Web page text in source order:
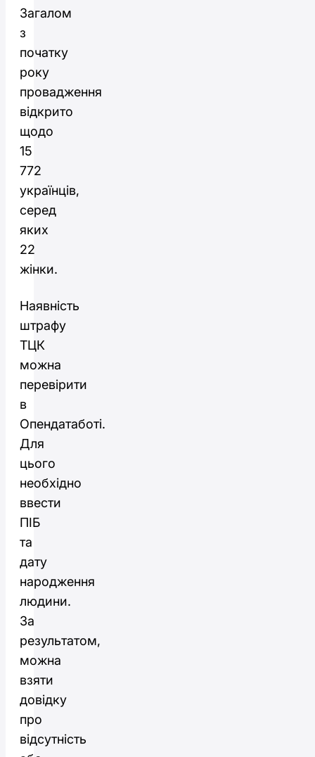
Загалом
з
початку
року
провадження
відкрито
щодо
15
772
українців,
серед
яких
22
жінки.
Наявність
штрафу
ТЦК
можна
перевірити
в
Опендатаботі.
Для
цього
необхідно
ввести
ПІБ
та
дату
народження
людини.
За
результатом,
можна
взяти
довідку
про
відсутність